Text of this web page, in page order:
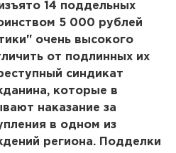
14 поддельных
5 000 рублей
очень высокого
от подлинных их
синдикат
которые в
наказание за
в одном из
региона. Подделки